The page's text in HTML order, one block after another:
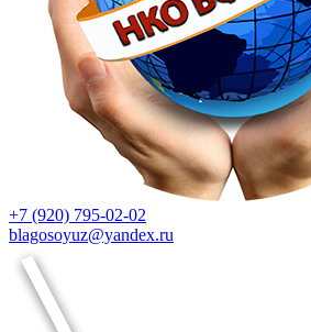
+7 (920) 795-02-02
blagosoyuz@yandex.ru